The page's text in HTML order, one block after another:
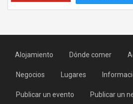
Alojamiento Dónde comer
Negocios Lugares
Publicar un evento Publicar un